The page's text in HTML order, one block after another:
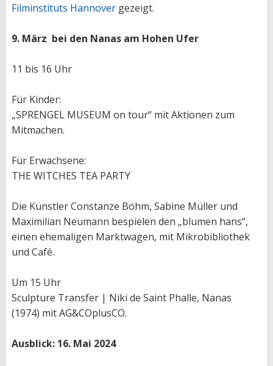
Filminstituts Hannovergezeigt.
9. März bei den Nanas am Hohen Ufer
11 bis 16 Uhr
Für Kinder:
„SPRENGEL MUSEUM on tour“ mit Aktionen zum
Mitmachen.
Für Erwachsene:
THE WITCHES TEA PARTY
Die Künstler Constanze Böhm, Sabine Müller und
Maximilian Neumann bespielen den „blumen hans“,
einen ehemaligen Marktwagen, mit Mikrobibliothek
und Café.
Um 15 Uhr
Sculpture Transfer | Niki de Saint Phalle, Nanas
(1974) mit AG&COplusCO.
Ausblick: 16. Mai 2024